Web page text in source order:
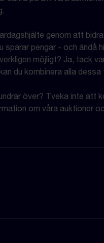
genom att bidra
sparar pengar - och ändå
möjligt? Ja, tack
du kombinera alla dessa
över? Tveka inte att
om våra auktioner